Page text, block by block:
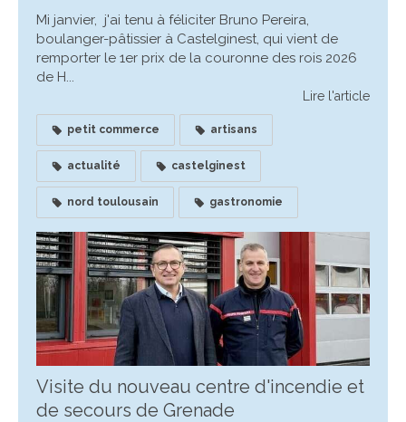
Mi janvier, j'ai tenu à féliciter Bruno Pereira,
boulanger-pâtissier à Castelginest, qui vient de
remporter le 1er prix de la couronne des rois 2026
de H...
Lire l'article
petit commerce artisans
actualité castelginest
nord toulousain gastronomie
Visite du nouveau centre d'incendie et
de secours de Grenade